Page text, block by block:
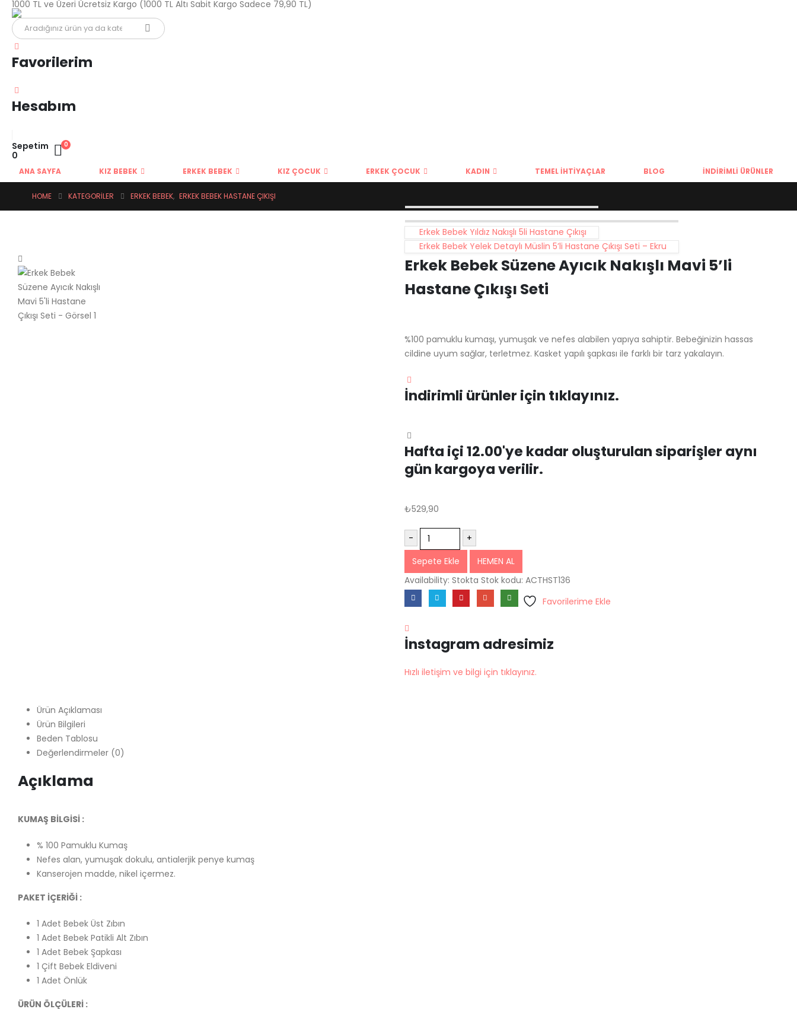
1000 TL ve Üzeri Ücretsiz Kargo (1000 TL Altı Sabit Kargo Sadece 79,90 TL)
Favorilerim
Hesabım
0
Sepetim
0
ANA SAYFA KIZ BEBEK ERKEK BEBEK KIZ ÇOCUK ERKEK ÇOCUK KADIN TEMEL İHTIYAÇLAR BLOG İNDIRIMLI ÜRÜNLER
HOME KATEGORILER ERKEK BEBEK, ERKEK BEBEK HASTANE ÇIKIŞI
Erkek Bebek Yıldız Nakışlı 5li Hastane Çıkışı
Erkek Bebek Yelek Detaylı Müslin 5’li Hastane Çıkışı Seti – Ekru
Erkek Bebek Süzene Ayıcık Nakışlı Mavi 5’li
Hastane Çıkışı Seti
%100 pamuklu kumaşı, yumuşak ve nefes alabilen yapıya sahiptir. Bebeğinizin hassas
cildine uyum sağlar, terletmez. Kasket yapılı şapkası ile farklı bir tarz yakalayın.
İndirimli ürünler için tıklayınız.
Hafta içi 12.00'ye kadar oluşturulan siparişler aynı
gün kargoya verilir.
₺529,90
-
+
Sepete Ekle
HEMEN AL
Availability: Stokta Stok kodu: ACTHST136
Favorilerime Ekle
İnstagram adresimiz
Hızlı iletişim ve bilgi için tıklayınız.
Ürün Açıklaması
Ürün Bilgileri
Beden Tablosu
Değerlendirmeler (0)
Açıklama
KUMAŞ BİLGİSİ :
% 100 Pamuklu Kumaş
Nefes alan, yumuşak dokulu, antialerjik penye kumaş
Kanserojen madde, nikel içermez.
PAKET İÇERİĞİ :
1 Adet Bebek Üst Zıbın
1 Adet Bebek Patikli Alt Zıbın
1 Adet Bebek Şapkası
1 Çift Bebek Eldiveni
1 Adet Önlük
ÜRÜN ÖLÇÜLERİ :